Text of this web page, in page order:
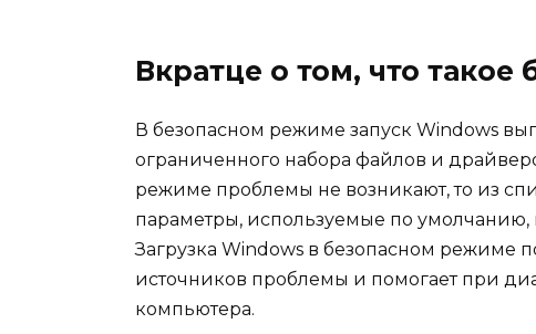
Вкратце о том, что
В безопасном режиме запуск Windows
ограниченного набора файлов и
режиме проблемы не возникают, то из
параметры, используемые по умолчанию,
Загрузка Windows в безопасном режиме
источников проблемы и помогает при
компьютера.